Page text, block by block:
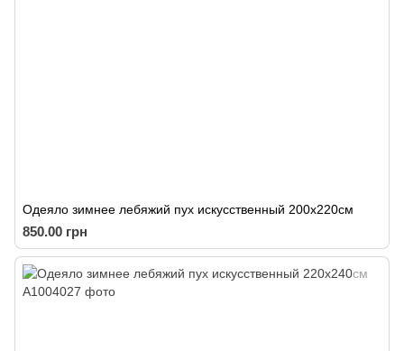
Одеяло зимнее лебяжий пух искусственный 200х220см
850.00 грн